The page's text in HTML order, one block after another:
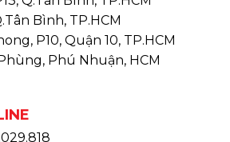
Bình, TP.HCM
P10, Quận 10, TP.HCM
Phú Nhuận, HCM